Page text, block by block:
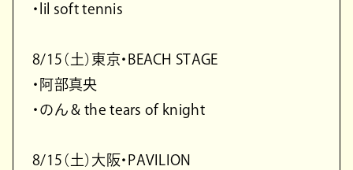
・lil soft tennis
8/15（土）東京・BEACH STAGE
・阿部真央
・のん & the tears of knight
8/15（土）大阪・PAVILION